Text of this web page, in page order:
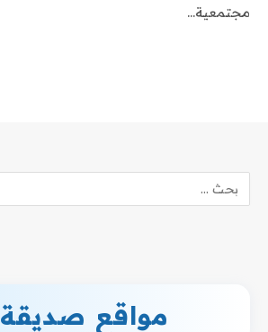
مجتمعية…
مواقع صديقة